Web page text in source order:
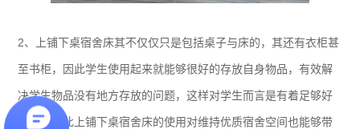
2、上铺下桌宿舍床其不仅仅只是包括桌子与床的，其还有衣柜甚
至书柜，因此学生使用起来就能够很好的存放自身物品，有效解
决学生物品没有地方存放的问题，这样对学生而言是有着足够好
处的，因此上铺下桌宿舍床的使用对维持优质宿舍空间也能够带